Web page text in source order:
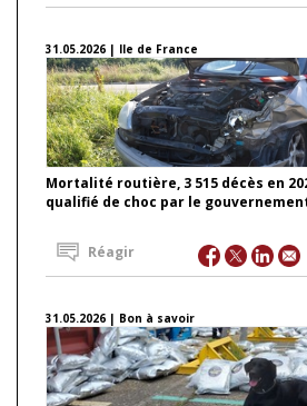
31.05.2026 | Ile de France
Mortalité routière, 3 515 décès en
qualifié de choc par le
Réagir
31.05.2026 | Bon à savoir